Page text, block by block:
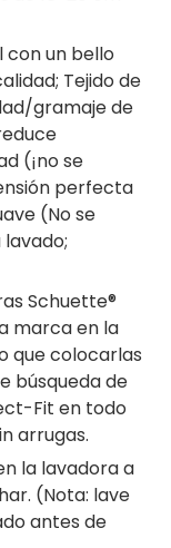
con un bello
Tejido de
gramaje de
(¡no se
perfecta
(No se
Schuette®
marca en la
que colocarlas
búsqueda de
Fit en todo
arrugas.
la lavadora a
(Nota: lave
antes de